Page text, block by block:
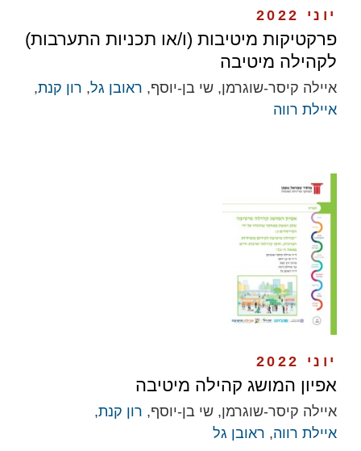
יוני 2022
פרקטיקות מיטיבות (ו/או תכניות התערבות)
לקהילה מיטיבה
איילה קיסר-שוגרמן, שי בן-יוסף, ראובן גל, רון קנת,
איילת רווה
יוני 2022
אפיון המושג קהילה מיטיבה
איילה קיסר-שוגרמן, שי בן-יוסף, רון קנת,
איילת רווה, ראובן גל